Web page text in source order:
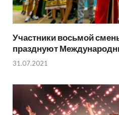
Участники восьмой
празднуют
31.07.2021